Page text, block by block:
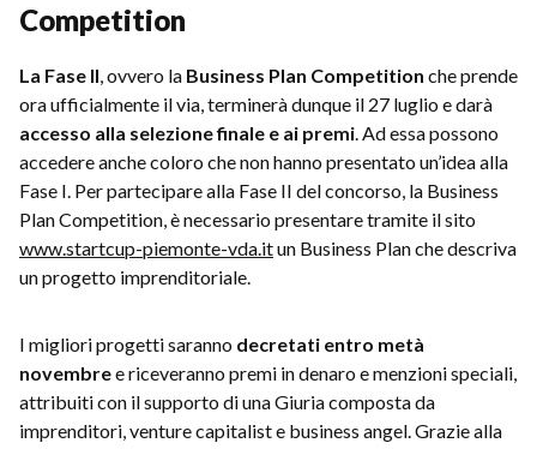
Competition
La Fase II, ovvero la Business Plan Competition che prende
ora ufficialmente il via, terminerà dunque il 27 luglio e darà
accesso alla selezione finale e ai premi. Ad essa possono
accedere anche coloro che non hanno presentato un’idea alla
Fase I. Per partecipare alla Fase II del concorso, la Business
Plan Competition, è necessario presentare tramite il sito
www.startcup-piemonte-vda.itun Business Plan che descriva
un progetto imprenditoriale.
I migliori progetti saranno decretati entro metà
novembree riceveranno premi in denaro e menzioni speciali,
attribuiti con il supporto di una Giuria composta da
imprenditori, venture capitalist e business angel. Grazie alla